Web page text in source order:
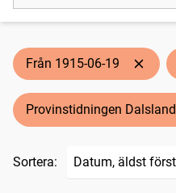
Från 1915-06-19
Provinstidningen Dalsland
Sortera: